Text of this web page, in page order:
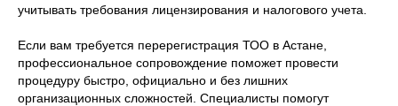
учитывать требования лицензирования и налогового учета.
Если вам требуется перерегистрация ТОО в Астане,
профессиональное сопровождение поможет провести
процедуру быстро, официально и без лишних
организационных сложностей. Специалисты помогут